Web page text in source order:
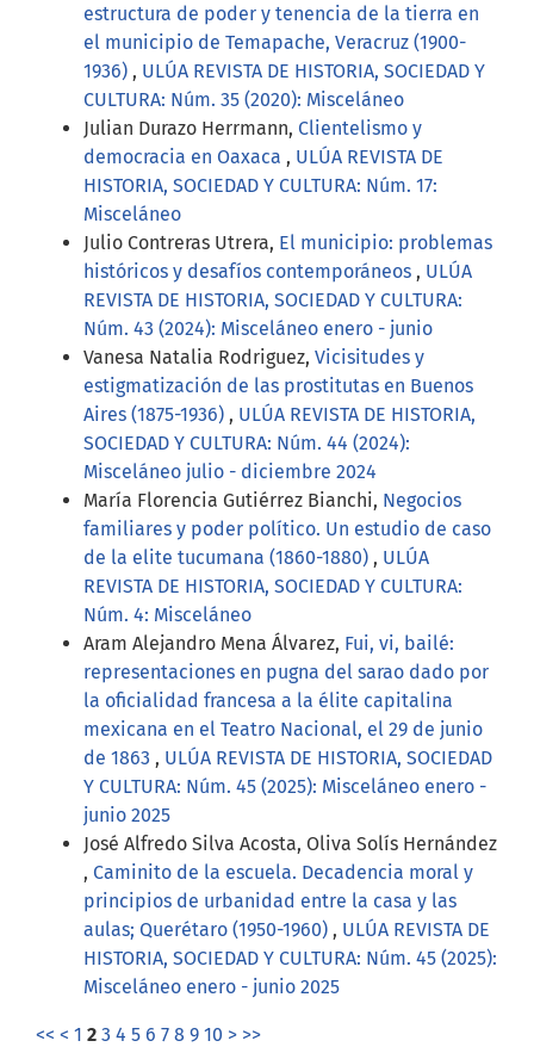
estructura de poder y tenencia de la tierra en
el municipio de Temapache, Veracruz (1900-
1936) , ULÚA REVISTA DE HISTORIA, SOCIEDAD Y
CULTURA: Núm. 35 (2020): Misceláneo
Julian Durazo Herrmann, Clientelismo y
democracia en Oaxaca , ULÚA REVISTA DE
HISTORIA, SOCIEDAD Y CULTURA: Núm. 17:
Misceláneo
Julio Contreras Utrera, El municipio: problemas
históricos y desafíos contemporáneos , ULÚA
REVISTA DE HISTORIA, SOCIEDAD Y CULTURA:
Núm. 43 (2024): Misceláneo enero - junio
Vanesa Natalia Rodriguez, Vicisitudes y
estigmatización de las prostitutas en Buenos
Aires (1875-1936) , ULÚA REVISTA DE HISTORIA,
SOCIEDAD Y CULTURA: Núm. 44 (2024):
Misceláneo julio - diciembre 2024
María Florencia Gutiérrez Bianchi, Negocios
familiares y poder político. Un estudio de caso
de la elite tucumana (1860-1880) , ULÚA
REVISTA DE HISTORIA, SOCIEDAD Y CULTURA:
Núm. 4: Misceláneo
Aram Alejandro Mena Álvarez, Fui, vi, bailé:
representaciones en pugna del sarao dado por
la oficialidad francesa a la élite capitalina
mexicana en el Teatro Nacional, el 29 de junio
de 1863 , ULÚA REVISTA DE HISTORIA, SOCIEDAD
Y CULTURA: Núm. 45 (2025): Misceláneo enero -
junio 2025
José Alfredo Silva Acosta, Oliva Solís Hernández
, Caminito de la escuela. Decadencia moral y
principios de urbanidad entre la casa y las
aulas; Querétaro (1950-1960) , ULÚA REVISTA DE
HISTORIA, SOCIEDAD Y CULTURA: Núm. 45 (2025):
Misceláneo enero - junio 2025
<< < 1 2 3 4 5 6 7 8 9 10 > >>